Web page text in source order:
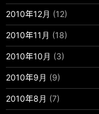
2010年12月 (12)
2010年11月 (18)
2010年10月 (3)
2010年9月 (9)
2010年8月 (7)